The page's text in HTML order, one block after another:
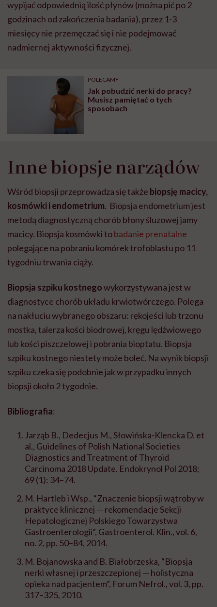
wypijać odpowiednią ilość płynów (można pić po 2
godzinach od zakończenia badania), przez 1-3
miesięcy nie przemęczać się i nie podejmować
nadmiernej aktywności fizycznej.
POLECAMY
Jak pobudzić nerki do pracy?
Musisz pamiętać o tych
sposobach
Inne biopsje narządów
Wśród biopsji przeprowadza się także biopsję macicy,
kosmówki i endometrium. Biopsja endometrium jest
metodą diagnostyczną chorób błony śluzowej jamy
macicy. Biopsja kosmówki tobadanie prenatalne
polegające na pobraniu komórek trofoblastu po 11
tygodniu trwania ciąży.
Biopsja szpiku kostnegowykorzystywana jest w
diagnostyce chorób układu krwiotwórczego. Polega
na nakłuciu wybranego obszaru: rękojeści lub trzonu
mostka, talerza kości biodrowej, kręgu lędźwiowego
lub kości piszczelowej i pobrania bioptatu. Biopsja
szpiku kostnego niestety może boleć. Na wynik biopsji
szpiku czeka się podobnie jak w przypadku innych
biopsji około 2 tygodnie.
Bibliografia:
Jarząb B., Dedecjus M., Słowińska-Klencka D. et
al., Guidelines of Polish National Societies
Diagnostics and Treatment of Thyroid
Carcinoma 2018 Update. Endokrynol Pol 2018;
69 (1): 34–74.
M. HartlebiWsp., “Znaczenie biopsji wątroby w
praktyce klinicznej — rekomendacje Sekcji
Hepatologicznej Polskiego Towarzystwa
Gastroenterologii”, Gastroenterol. Klin., vol. 6,
no. 2, pp. 50–84, 2014.
M. Bojanowska and B. Białobrzeska, “Biopsja
nerki własnej i przeszczepionej — holistyczna
opieka nad pacjentem”, Forum Nefrol., vol. 3, pp.
317–325, 2010.